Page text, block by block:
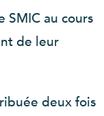
SMIC au cours
de leur
deux fois